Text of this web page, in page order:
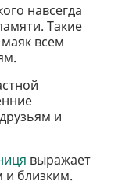
навсегда
Такие
всем
и
выражает
и близким.